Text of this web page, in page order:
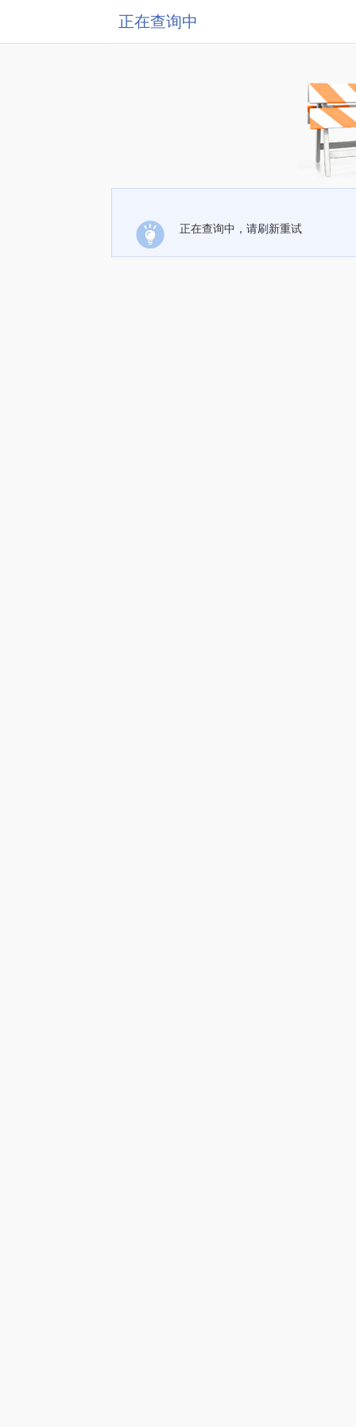
正在查询中
正在查询中，请刷新重试